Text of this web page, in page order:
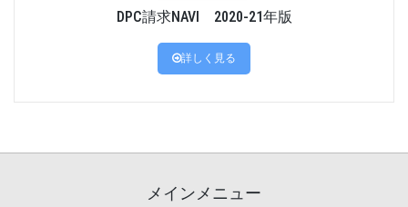
DPC請求NAVI 2020-21年版
詳しく見る
メインメニュー